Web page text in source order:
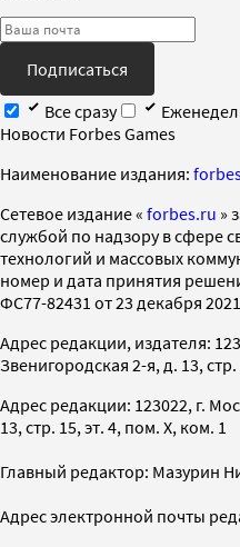
Подписаться
Все сразу
Новости Forbes Games
Наименование издания:
Cетевое издание « forbes.ru »
службой по надзору в сфере
технологий и массовых
номер и дата принятия
ФС77-82431 от 23 декабря 2021
Адрес редакции, издателя:
Звенигородская 2-я, д. 13, стр.
Адрес редакции: 123022, г.
13, стр. 15, эт. 4, пом. X, ком. 1
Главный редактор: Мазурин
Адрес электронной почты